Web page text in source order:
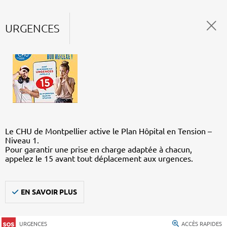
URGENCES
Le CHU de Montpellier active le Plan Hôpital en Tension –
Niveau 1.
Pour garantir une prise en charge adaptée à chacun,
appelez le 15 avant tout déplacement aux urgences.
EN SAVOIR PLUS
URGENCES ACCÈS RAPIDES